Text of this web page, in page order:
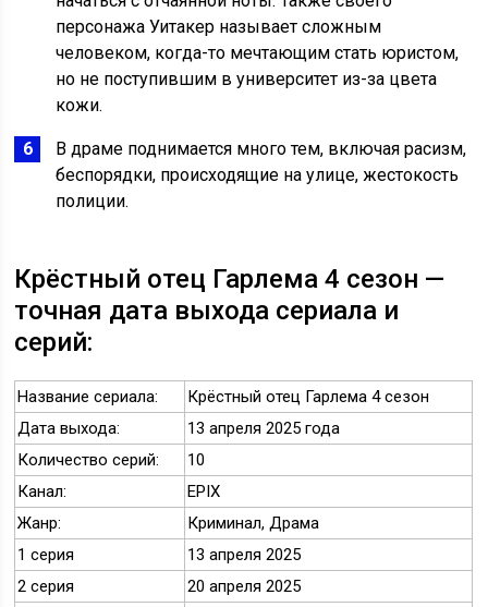
персонажа Уитакер называет сложным
человеком, когда-то мечтающим стать юристом,
но не поступившим в университет из-за цвета
кожи.
В драме поднимается много тем, включая расизм,
беспорядки, происходящие на улице, жестокость
полиции.
Крёстный отец Гарлема 4 сезон —
точная дата выхода сериала и
серий:
Название сериала:
Крёстный отец Гарлема 4 сезон
Дата выхода:
13 апреля 2025 года
Количество серий:
10
Канал:
EPIX
Жанр:
Криминал, Драма
1 серия
13 апреля 2025
2 серия
20 апреля 2025